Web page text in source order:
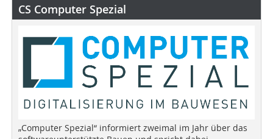
CS Computer Spezial
„Computer Spezial“ informiert zweimal im Jahr über das